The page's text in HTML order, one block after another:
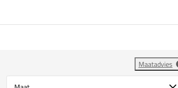
Maatadvies